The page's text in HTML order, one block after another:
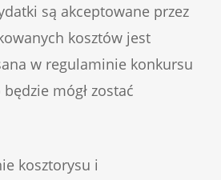
są akceptowane przez
kosztów jest
w regulaminie konkursu
mógł zostać
kosztorysu i